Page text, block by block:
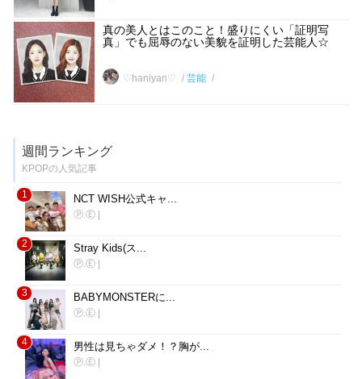
真の美人とはこのこと！盛りにくい「証明写
真」でも屈辱のない美貌を証明した芸能人☆
♡haniyan♡ 芸能
週間ランキング
KPOPの人気記事
1 NCT WISH公式キャ...
Ⓟ.Ⓔ
2 Stray Kids(ス...
Ⓟ.Ⓔ
3 BABYMONSTERに...
Ⓟ.Ⓔ
4 男性は見ちゃダメ！？胸が...
Ⓟ.Ⓔ